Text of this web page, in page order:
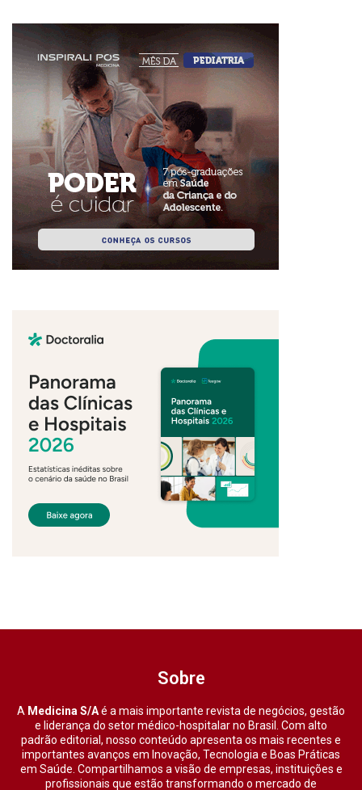
Sobre
A Medicina S/Aé a mais importante revista de negócios, gestão
e liderança do setor médico-hospitalar no Brasil. Com alto
padrão editorial, nosso conteúdo apresenta os mais recentes e
importantes avanços em Inovação, Tecnologia e Boas Práticas
em Saúde. Compartilhamos a visão de empresas, instituições e
profissionais que estão transformando o mercado de